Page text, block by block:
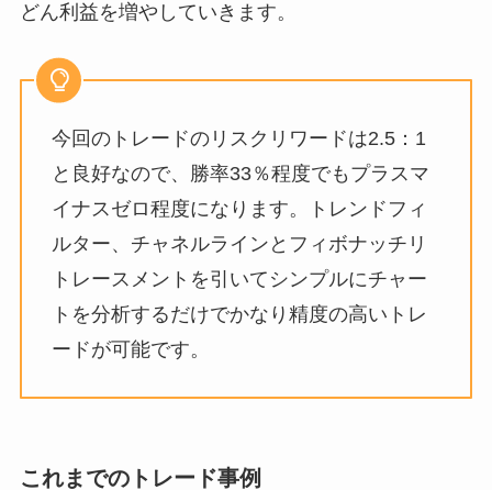
どん利益を増やしていきます。
今回のトレードのリスクリワードは2.5：1
と良好なので、勝率33％程度でもプラスマ
イナスゼロ程度になります。トレンドフィ
ルター、チャネルラインとフィボナッチリ
トレースメントを引いてシンプルにチャー
トを分析するだけでかなり精度の高いトレ
ードが可能です。
これまでのトレード事例